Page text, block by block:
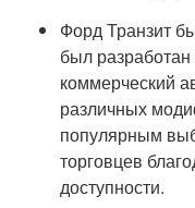
Форд Транзит
был
коммерческий
различных
популярным
торговцев
доступности.